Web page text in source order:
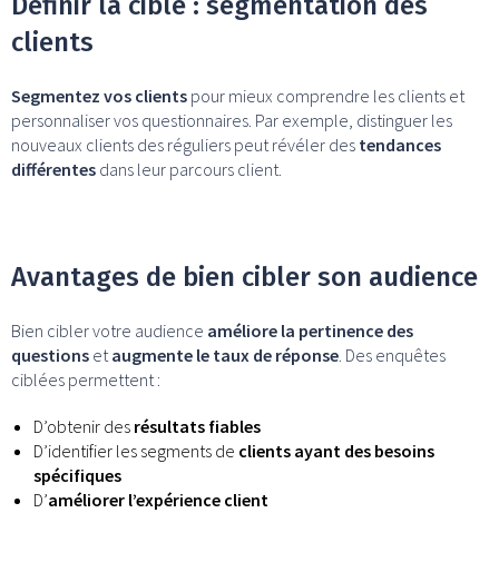
clients
Segmentez vos clients pour mieux comprendre les clients et
personnaliser vos questionnaires. Par exemple, distinguer les
nouveaux clients des réguliers peut révéler des tendances
différentes dans leur parcours client.
Avantages de bien cibler son audience
Bien cibler votre audience améliore la pertinence des
questions etaugmente le taux de réponse. Des enquêtes
ciblées permettent :
D’obtenir des résultats fiables
D’identifier les segments de clients ayant des besoins
spécifiques
D’améliorer l’expérience client